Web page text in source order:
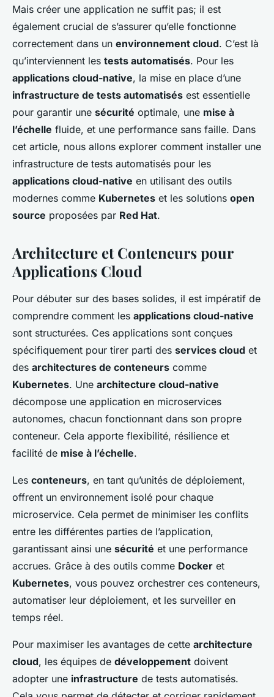
Mais créer une application ne suffit pas; il est
également crucial de s’assurer qu’elle fonctionne
correctement dans un environnement cloud. C’est là
qu’interviennent les tests automatisés. Pour les
applications cloud-native, la mise en place d’une
infrastructure de tests automatisés est essentielle
pour garantir une sécurité optimale, une mise à
l’échelle fluide, et une performance sans faille. Dans
cet article, nous allons explorer comment installer une
infrastructure de tests automatisés pour les
applications cloud-native en utilisant des outils
modernes comme Kubernetes et les solutions open
source proposées par Red Hat.
Architecture et Conteneurs pour
Applications Cloud
Pour débuter sur des bases solides, il est impératif de
comprendre comment les applications cloud-native
sont structurées. Ces applications sont conçues
spécifiquement pour tirer parti des services cloud et
des architectures de conteneurs comme
Kubernetes. Une architecture cloud-native
décompose une application en microservices
autonomes, chacun fonctionnant dans son propre
conteneur. Cela apporte flexibilité, résilience et
facilité de mise à l’échelle.
Les conteneurs, en tant qu’unités de déploiement,
offrent un environnement isolé pour chaque
microservice. Cela permet de minimiser les conflits
entre les différentes parties de l’application,
garantissant ainsi une sécurité et une performance
accrues. Grâce à des outils comme Docker et
Kubernetes, vous pouvez orchestrer ces conteneurs,
automatiser leur déploiement, et les surveiller en
temps réel.
Pour maximiser les avantages de cette architecture
cloud, les équipes de développement doivent
adopter une infrastructure de tests automatisés.